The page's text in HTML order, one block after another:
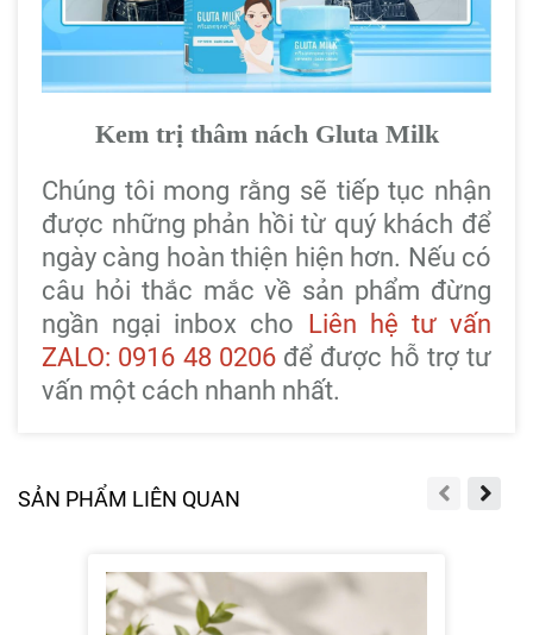
Kem trị thâm nách Gluta Milk
Chúng tôi mong rằng sẽ tiếp tục nhận
được những phản hồi từ quý khách để
ngày càng hoàn thiện hiện hơn. Nếu có
câu hỏi thắc mắc về sản phẩm đừng
ngần ngại inbox cho
Liên hệ tư vấn
ZALO: 0916 48 0206 để được hỗ trợ tư
vấn một cách nhanh nhất.
SẢN PHẨM LIÊN QUAN